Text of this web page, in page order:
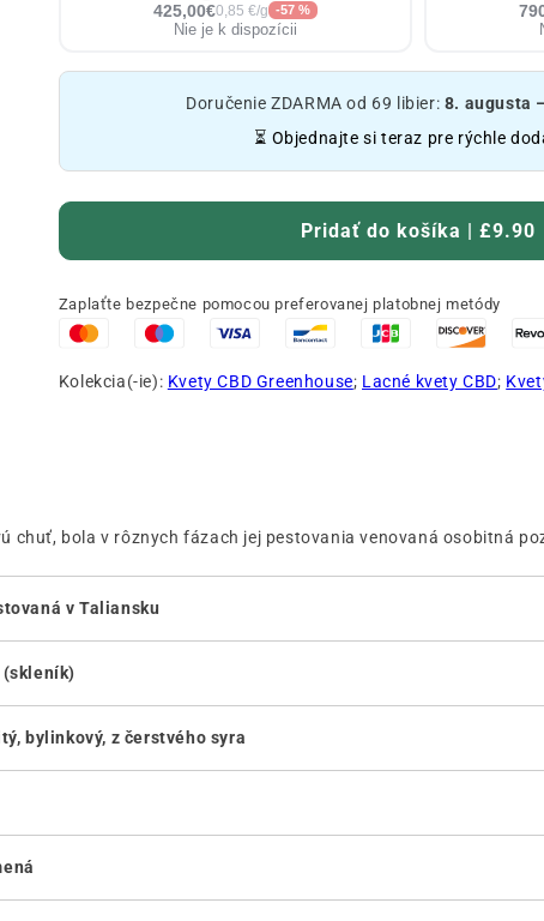
425,00€0,85 €/g -57 %
Nie je k dispozícii
Doručenie ZDARMA od 69 libier: 8. augusta
⏳ Objednajte si teraz pre rýchle
Pridať do košíka | £9.90
Zaplaťte bezpečne pomocou preferovanej platobnej metódy
Kolekcia(-ie): Kvety CBD Greenhouse; Lacné kvety CBD;
chuť, bola v rôznych fázach jej pestovania venovaná osobitná
v Taliansku
bylinkový, z čerstvého syra